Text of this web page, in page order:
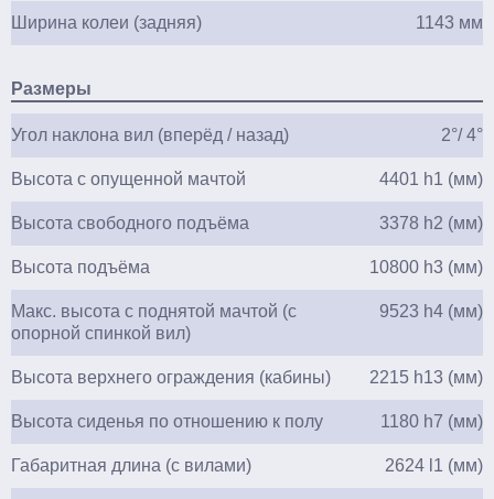
Ширина колеи (задняя) 1143 мм
Размеры
Угол наклона вил (вперёд / назад) 2°/ 4°
Высота с опущенной мачтой 4401 h1 (мм)
Высота свободного подъёма 3378 h2 (мм)
Высота подъёма 10800 h3 (мм)
Макс. высота с поднятой мачтой (с
опорной спинкой вил)
9523 h4 (мм)
Высота верхнего ограждения (кабины) 2215 h13 (мм)
Высота сиденья по отношению к полу 1180 h7 (мм)
Габаритная длина (с вилами) 2624 l1 (мм)